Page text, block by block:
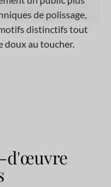
de polissage,
distinctifs tout
doux au toucher.
d'œuvre